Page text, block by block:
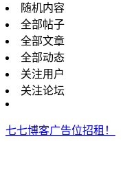
随机内容
全部帖子
全部文章
全部动态
关注用户
关注论坛
七七博客广告位招租！